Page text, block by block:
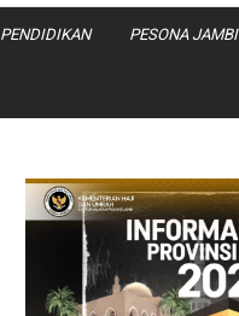
PENDIDIKAN PESONA JAMBI